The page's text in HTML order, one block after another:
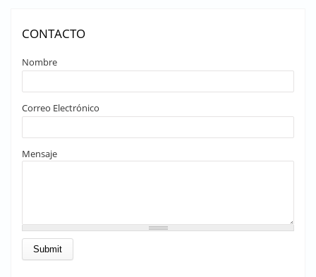
CONTACTO
Nombre
Correo Electrónico
Mensaje